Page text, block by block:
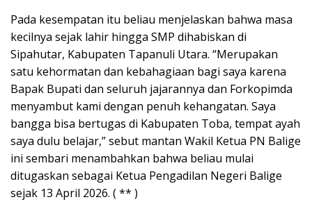
Pada kesempatan itu beliau menjelaskan bahwa masa
kecilnya sejak lahir hingga SMP dihabiskan di
Sipahutar, Kabupaten Tapanuli Utara. “Merupakan
satu kehormatan dan kebahagiaan bagi saya karena
Bapak Bupati dan seluruh jajarannya dan Forkopimda
menyambut kami dengan penuh kehangatan. Saya
bangga bisa bertugas di Kabupaten Toba, tempat ayah
saya dulu belajar,” sebut mantan Wakil Ketua PN Balige
ini sembari menambahkan bahwa beliau mulai
ditugaskan sebagai Ketua Pengadilan Negeri Balige
sejak 13 April 2026. ( ** )